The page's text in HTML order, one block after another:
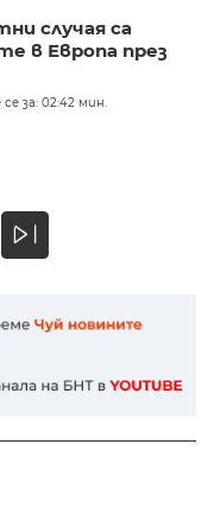
случая са
в Европа през
за: 02:42 мин.
»